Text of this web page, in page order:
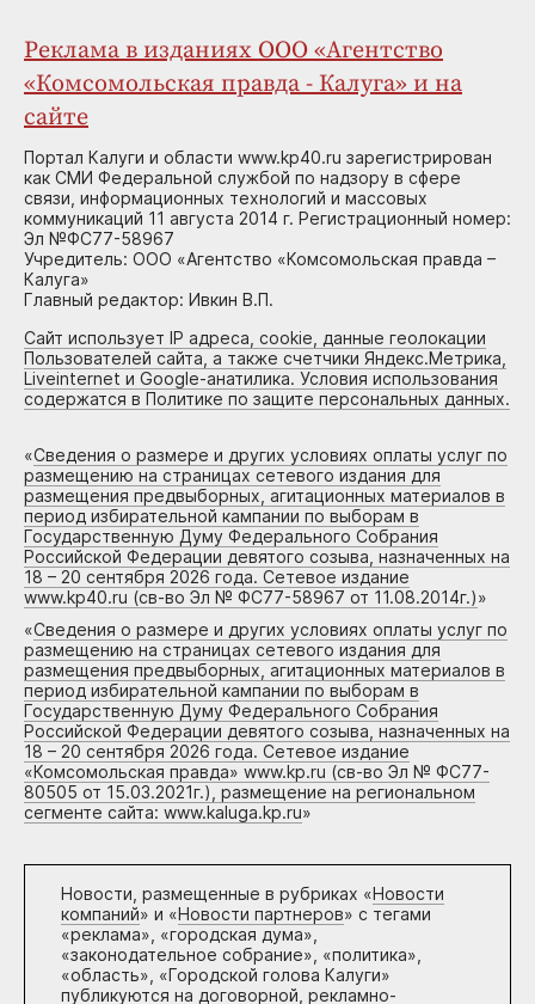
Реклама в изданиях ООО «Агентство
«Комсомольская правда - Калуга» и на
сайте
Портал Калуги и области www.kp40.ru зарегистрирован
как СМИ Федеральной службой по надзору в сфере
связи, информационных технологий и массовых
коммуникаций 11 августа 2014 г. Регистрационный номер:
Эл №ФС77-58967
Учредитель: ООО «Агентство «Комсомольская правда –
Калуга»
Главный редактор: Ивкин В.П.
Сайт использует IP адреса, cookie, данные геолокации
Пользователей сайта, а также счетчики Яндекс.Метрика,
Liveinternet и Google-анатилика. Условия использования
содержатся в Политике по защите персональных данных.
«Сведения о размере и других условиях оплаты услуг по
размещению на страницах сетевого издания для
размещения предвыборных, агитационных материалов в
период избирательной кампании по выборам в
Государственную Думу Федерального Собрания
Российской Федерации девятого созыва, назначенных на
18 – 20 сентября 2026 года. Сетевое издание
www.kp40.ru (св-во Эл № ФС77-58967 от 11.08.2014г.)»
«Сведения о размере и других условиях оплаты услуг по
размещению на страницах сетевого издания для
размещения предвыборных, агитационных материалов в
период избирательной кампании по выборам в
Государственную Думу Федерального Собрания
Российской Федерации девятого созыва, назначенных на
18 – 20 сентября 2026 года. Сетевое издание
«Комсомольская правда» www.kp.ru (св-во Эл № ФС77-
80505 от 15.03.2021г.), размещение на региональном
сегменте сайта: www.kaluga.kp.ru»
Новости, размещенные в рубриках «Новости
компаний» и «Новости партнеров» с тегами
«реклама», «городская дума»,
«законодательное собрание», «политика»,
«область», «Городской голова Калуги»
публикуются на договорной, рекламно-